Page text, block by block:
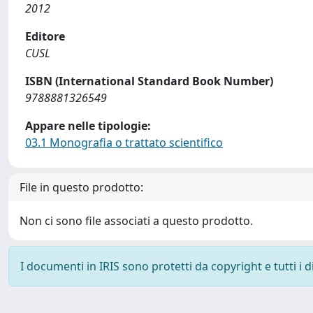
2012
Editore
CUSL
ISBN (International Standard Book Number)
9788881326549
Appare nelle tipologie:
03.1 Monografia o trattato scientifico
File in questo prodotto:
Non ci sono file associati a questo prodotto.
I documenti in IRIS sono protetti da copyright e tutti i